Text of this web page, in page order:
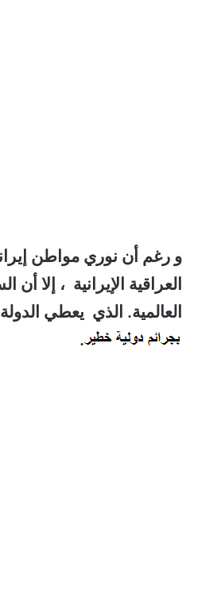
و رغم أن نوري مواطن
العراقية الإيرانية ، إلا
العالمية. الذي يعطي
.